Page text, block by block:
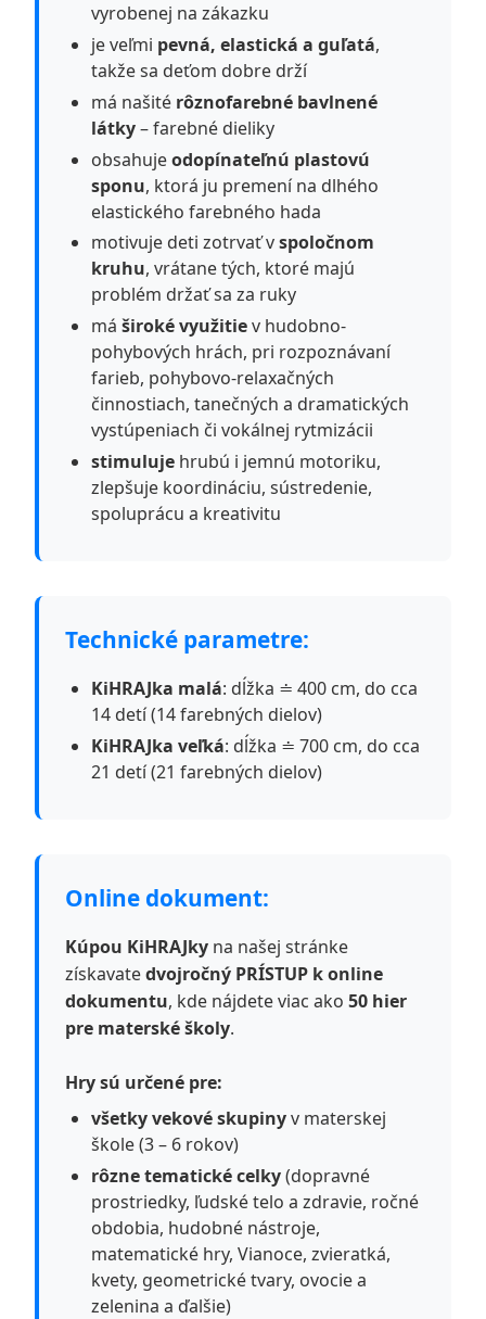
vyrobenej na zákazku
je veľmi pevná, elastická a guľatá,
takže sa deťom dobre drží
má našité rôznofarebné bavlnené
látky– farebné dieliky
obsahujeodopínateľnú plastovú
sponu, ktorá ju premení na dlhého
elastického farebného hada
motivuje deti zotrvať vspoločnom
kruhu, vrátane tých, ktoré majú
problém držať sa za ruky
má široké využitiev hudobno-
pohybových hrách, pri rozpoznávaní
farieb, pohybovo-relaxačných
činnostiach, tanečných a dramatických
vystúpeniach či vokálnej rytmizácii
stimuluje hrubú i jemnú motoriku,
zlepšuje koordináciu, sústredenie,
spoluprácu a kreativitu
Technické parametre:
KiHRAJka malá: dĺžka ≐ 400 cm, do cca
14 detí (14 farebných dielov)
KiHRAJka veľká: dĺžka ≐ 700 cm, do cca
21 detí (21 farebných dielov)
Online dokument:
Kúpou KiHRAJky na našej stránke
získavatedvojročný PRÍSTUP k online
dokumentu, kde nájdete viac ako 50 hier
pre materské školy.
Hry sú určené pre:
všetky vekové skupinyv materskej
škole (3 – 6 rokov)
rôzne tematické celky(dopravné
prostriedky, ľudské telo a zdravie, ročné
obdobia, hudobné nástroje,
matematické hry, Vianoce, zvieratká,
kvety, geometrické tvary, ovocie a
zelenina a ďalšie)